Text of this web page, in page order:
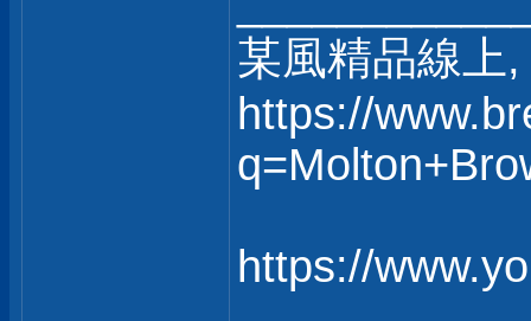
某風精品線上
https://
https://